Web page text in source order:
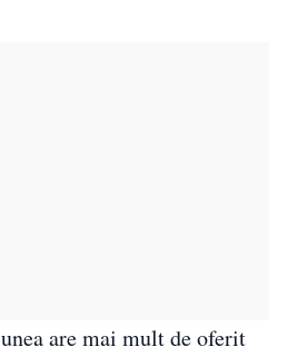
are mai mult de oferit